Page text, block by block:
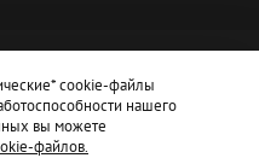
cookie-файлы
нашего
вы можете
файлов.